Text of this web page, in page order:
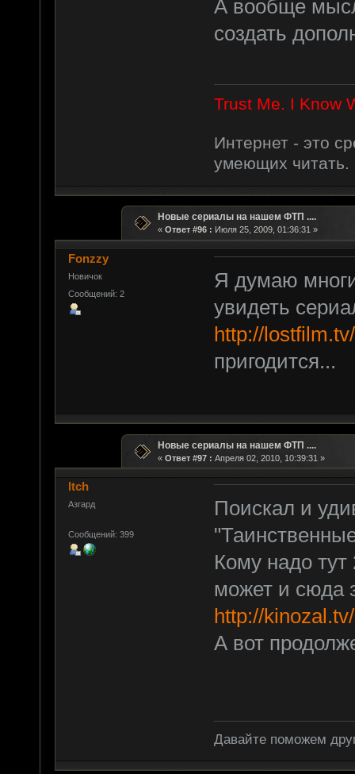
А вообще
создать
Trust Me. I Know
Интернет - это
умеющих читать.
Новые сериалы на нашем ФТП ....
« Ответ #96 : Июля 25, 2009, 01:36:31 »
Fonzzy
Новичок
Сообщений: 2
Я думаю
увидеть
http://
пригодится...
Новые сериалы на нашем ФТП ....
« Ответ #97 : Апреля 02, 2010, 10:39:31 »
ltch
Азгард
Сообщений: 399
Поискал и
Кому надо тут
может и сюда
http://
А вот
Давайте поможем